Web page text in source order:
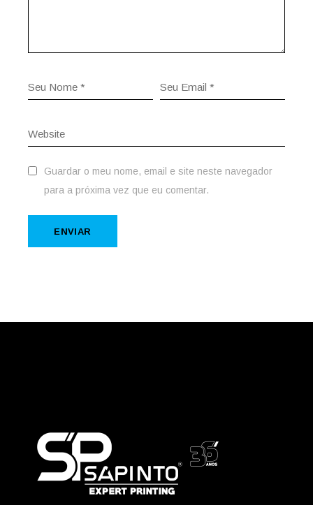
Guardar o meu nome, email e site neste navegador
para a próxima vez que eu comentar.
ENVIAR